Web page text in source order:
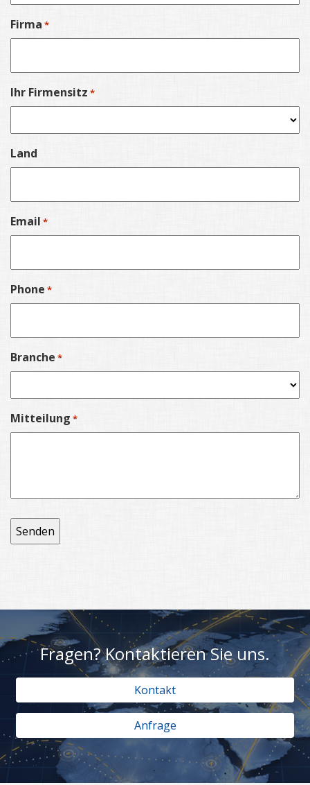
Firma *
Ihr Firmensitz *
Land
Email *
Phone *
Branche *
Mitteilung *
Fragen? Kontaktieren Sie uns.
Kontakt
Anfrage